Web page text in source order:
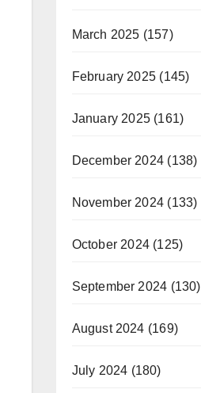
March 2025 (157)
February 2025 (145)
January 2025(161)
December 2024 (138)
November 2024 (133)
October 2024(125)
September 2024 (130)
August 2024 (169)
July 2024 (180)